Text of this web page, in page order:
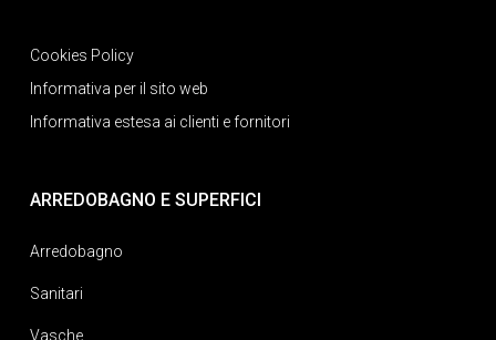
Cookies Policy
Informativa per il sito web
Informativa estesa ai clienti e fornitori
ARREDOBAGNO E SUPERFICI
Arredobagno
Sanitari
Vasche